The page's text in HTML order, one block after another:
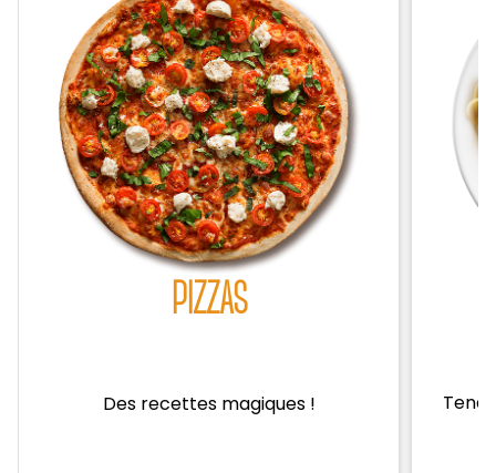
Zones de Livraison
PIZZAS
Des recettes magiques !